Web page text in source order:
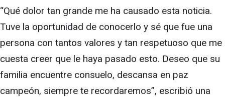
“Qué dolor tan grande me ha causado esta noticia.
Tuve la oportunidad de conocerlo y sé que fue una
persona con tantos valores y tan respetuoso que me
cuesta creer que le haya pasado esto. Deseo que su
familia encuentre consuelo, descansa en paz
campeón, siempre te recordaremos”, escribió una